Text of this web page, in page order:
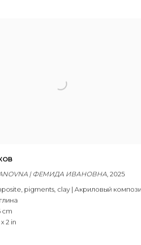
| ФЕМИДА ИВАНОВНА 2025
pigments clay | Акриловый
глина
cm
x 2 in